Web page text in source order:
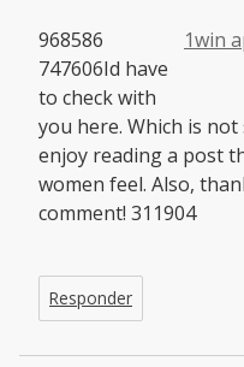
1win
968586
747606Id have
to check with
you here. Which is
enjoy reading a post
women feel. Also,
comment! 311904
Responder